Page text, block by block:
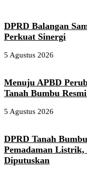
DPRD Balangan
Perkuat Sinergi
5 Agustus 2026
Menuju APBD
Tanah Bumbu
5 Agustus 2026
DPRD Tanah
Pemadaman Listrik,
Diputuskan